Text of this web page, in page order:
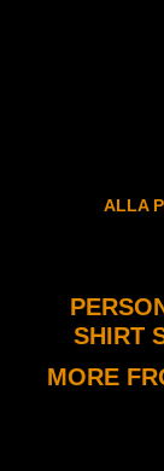
ALLA
SHIRT
MORE